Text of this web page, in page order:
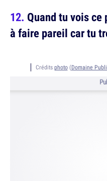
Quand tu vois ce
à faire pareil car tu
Crédits photo(Domaine